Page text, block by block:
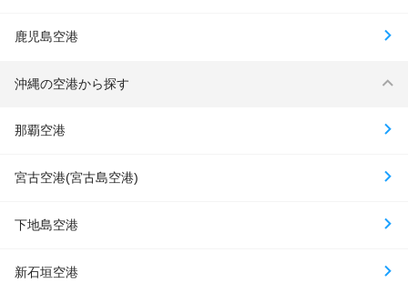
鹿児島空港
沖縄の空港から探す
那覇空港
宮古空港(宮古島空港)
下地島空港
新石垣空港